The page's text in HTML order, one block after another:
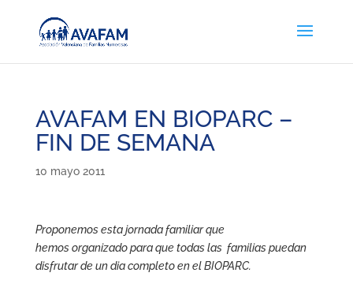
AVAFAM EN BIOPARC –
FIN DE SEMANA
10 mayo 2011
Proponemos esta jornada familiar que
hemos organizado para que todas las familias puedan
disfrutar de un dia completo en el BIOPARC.